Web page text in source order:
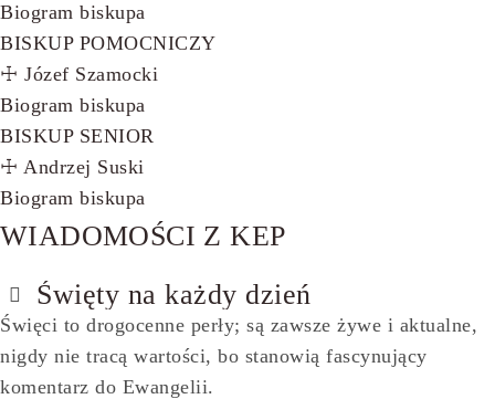
Biogram biskupa
BISKUP POMOCNICZY
☩ Józef Szamocki
Biogram biskupa
BISKUP SENIOR
☩ Andrzej Suski
Biogram biskupa
WIADOMOŚCI Z KEP
Święty na każdy dzień
Święci to drogocenne perły; są zawsze żywe i aktualne,
nigdy nie tracą wartości, bo stanowią fascynujący
komentarz do Ewangelii.